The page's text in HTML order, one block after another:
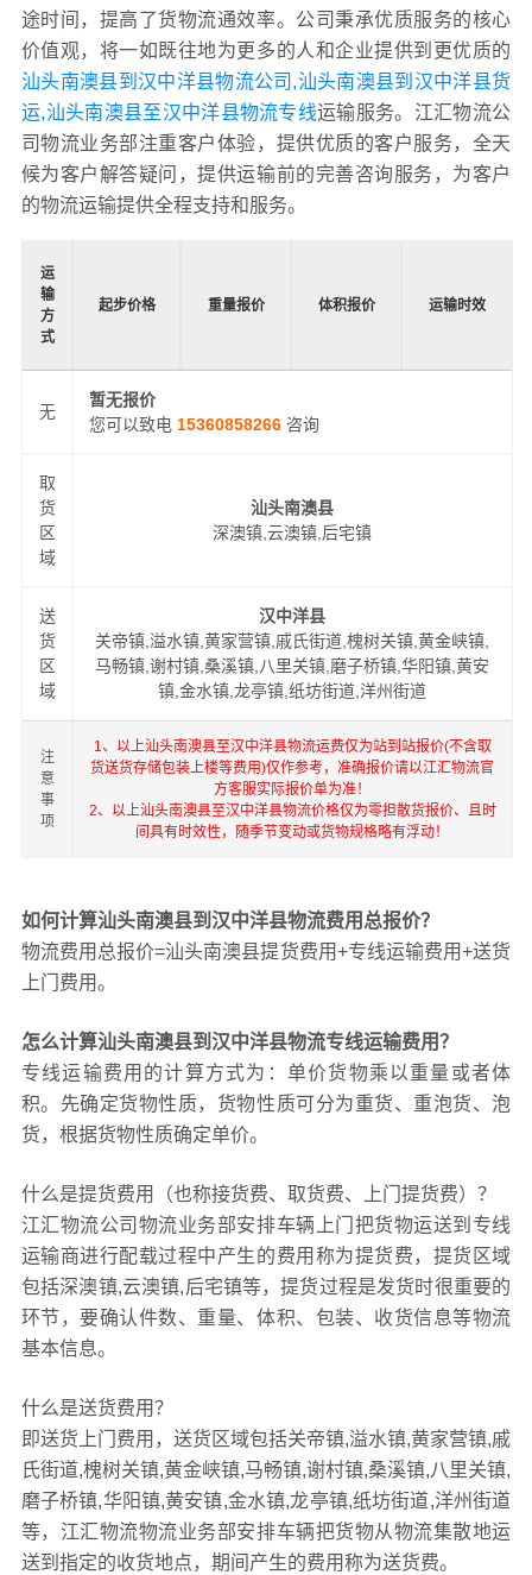
途时间，提高了货物流通效率。公司秉承优质服务的核心
价值观，将一如既往地为更多的人和企业提供到更优质的
汕头南澳县到汉中洋县物流公司,汕头南澳县到汉中洋县货
运,汕头南澳县至汉中洋县物流专线运输服务。江汇物流公
司物流业务部注重客户体验，提供优质的客户服务，全天
候为客户解答疑问，提供运输前的完善咨询服务，为客户
的物流运输提供全程支持和服务。
运
输
方
式
起步价格 重量报价 体积报价 运输时效
无
暂无报价
您可以致电 15360858266 咨询
取
货
区
域
汕头南澳县
深澳镇,云澳镇,后宅镇
送
货
区
域
汉中洋县
关帝镇,溢水镇,黄家营镇,戚氏街道,槐树关镇,黄金峡镇,
马畅镇,谢村镇,桑溪镇,八里关镇,磨子桥镇,华阳镇,黄安
镇,金水镇,龙亭镇,纸坊街道,洋州街道
注
意
事
项
1、以上汕头南澳县至汉中洋县物流运费仅为站到站报价(不含取
货送货存储包装上楼等费用)仅作参考，准确报价请以江汇物流官
方客服实际报价单为准！
2、以上汕头南澳县至汉中洋县物流价格仅为零担散货报价、且时
间具有时效性，随季节变动或货物规格略有浮动！
如何计算汕头南澳县到汉中洋县物流费用总报价？
物流费用总报价=汕头南澳县提货费用+专线运输费用+送货
上门费用。
怎么计算汕头南澳县到汉中洋县物流专线运输费用？
专线运输费用的计算方式为：单价货物乘以重量或者体
积。先确定货物性质，货物性质可分为重货、重泡货、泡
货，根据货物性质确定单价。
什么是提货费用（也称接货费、取货费、上门提货费）？
江汇物流公司物流业务部安排车辆上门把货物运送到专线
运输商进行配载过程中产生的费用称为提货费，提货区域
包括深澳镇,云澳镇,后宅镇等，提货过程是发货时很重要的
环节，要确认件数、重量、体积、包装、收货信息等物流
基本信息。
什么是送货费用？
即送货上门费用，送货区域包括关帝镇,溢水镇,黄家营镇,戚
氏街道,槐树关镇,黄金峡镇,马畅镇,谢村镇,桑溪镇,八里关镇,
磨子桥镇,华阳镇,黄安镇,金水镇,龙亭镇,纸坊街道,洋州街道
等，江汇物流物流业务部安排车辆把货物从物流集散地运
送到指定的收货地点，期间产生的费用称为送货费。